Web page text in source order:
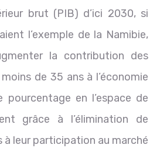
brut (PIB) d’ici 2030, si
l’exemple de la Namibie,
la contribution des
de 35 ans à l’économie
en l’espace de
grâce à l’élimination de
à leur participation au marché